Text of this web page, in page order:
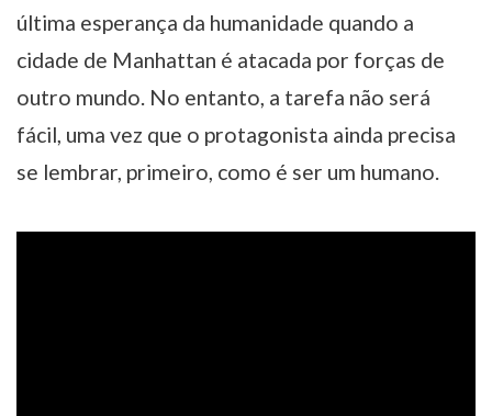
última esperança da humanidade quando a
cidade de Manhattan é atacada por forças de
outro mundo. No entanto, a tarefa não será
fácil, uma vez que o protagonista ainda precisa
se lembrar, primeiro, como é ser um humano.